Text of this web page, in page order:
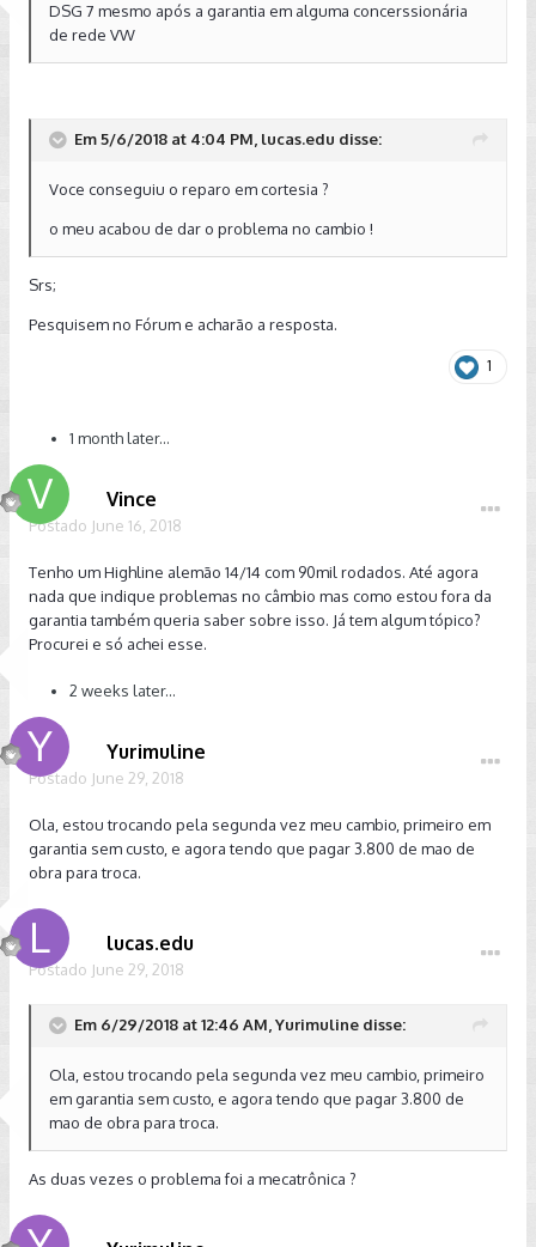
DSG 7 mesmo após a garantia em alguma concerssionária
de rede VW
Em 5/6/2018 at 4:04 PM, lucas.edu disse:
Voce conseguiu o reparo em cortesia ?
o meu acabou de dar o problema no cambio !
Srs;
Pesquisem no Fórum e acharão a resposta.
1
1 month later...
Vince
Postado June 16, 2018
Tenho um Highline alemão 14/14 com 90mil rodados. Até agora
nada que indique problemas no câmbio mas como estou fora da
garantia também queria saber sobre isso. Já tem algum tópico?
Procurei e só achei esse.
2 weeks later...
Yurimuline
Postado June 29, 2018
Ola, estou trocando pela segunda vez meu cambio, primeiro em
garantia sem custo, e agora tendo que pagar 3.800 de mao de
obra para troca.
lucas.edu
Postado June 29, 2018
Em 6/29/2018 at 12:46 AM, Yurimuline disse:
Ola, estou trocando pela segunda vez meu cambio, primeiro
em garantia sem custo, e agora tendo que pagar 3.800 de
mao de obra para troca.
As duas vezes o problema foi a mecatrônica ?